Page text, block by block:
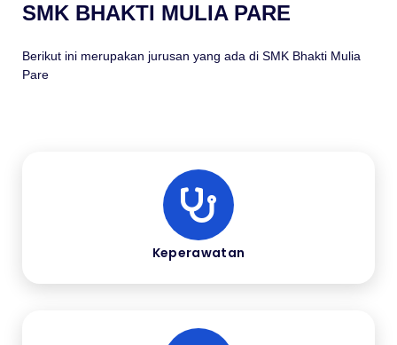
SMK BHAKTI MULIA PARE
Berikut ini merupakan jurusan yang ada di SMK Bhakti Mulia
Pare
Keperawatan